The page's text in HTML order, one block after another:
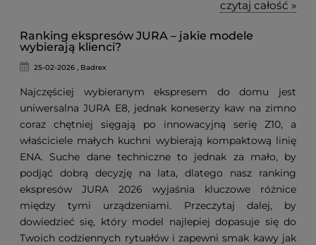
czytaj całość »
Ranking ekspresów JURA – jakie modele
wybierają klienci?
25-02-2026 , Badrex
Najczęściej wybieranym ekspresem do domu jest
uniwersalna JURA E8, jednak koneserzy kaw na zimno
coraz chętniej sięgają po innowacyjną serię Z10, a
właściciele małych kuchni wybierają kompaktową linię
ENA. Suche dane techniczne to jednak za mało, by
podjąć dobrą decyzję na lata, dlatego nasz ranking
ekspresów JURA 2026 wyjaśnia kluczowe różnice
między tymi urządzeniami. Przeczytaj dalej, by
dowiedzieć się, który model najlepiej dopasuje się do
Twoich codziennych rytuałów i zapewni smak kawy jak